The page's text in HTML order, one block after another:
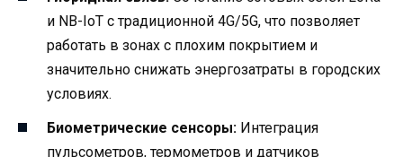
и NB-IoT с традиционной 4G/5G, что позволяет
работать в зонах с плохим покрытием и
значительно снижать энергозатраты в городских
условиях.
Биометрические сенсоры: Интеграция
пульсометров, термометров и датчиков